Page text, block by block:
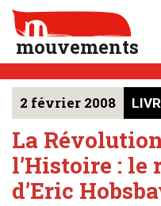
mouvements
DOSSIERS
ARTICLES
LES NUMÉROS
QUI SOMMES NOUS ?
2 février 2008
La
l’Histoire : le
d’Eric